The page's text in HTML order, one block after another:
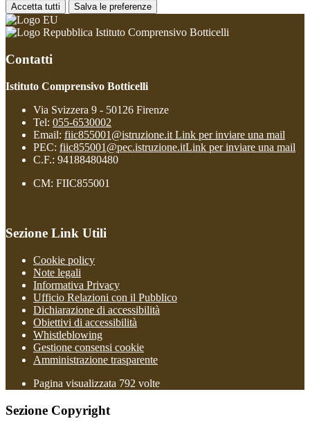
Accetta tutti Salva le preferenze
Istituto Comprensivo Botticelli
Contatti
Istituto Comprensivo Botticelli
Via Svizzera 9 - 50126 Firenze
Tel: 055-6530002
Email: fiic855001@istruzione.it Link per inviare una mail
PEC: fiic855001@pec.istruzione.itLink per inviare una mail
C.F.: 94188480480
CM: FIIC855001
Sezione Link Utili
Cookie policy
Note legali
Informativa Privacy
Ufficio Relazioni con il Pubblico
Dichiarazione di accessibilità
Obiettivi di accessibilità
Whistleblowing
Gestione consensi cookie
Amministrazione trasparente
Pagina visualizzata 792 volte
Sezione Copyright